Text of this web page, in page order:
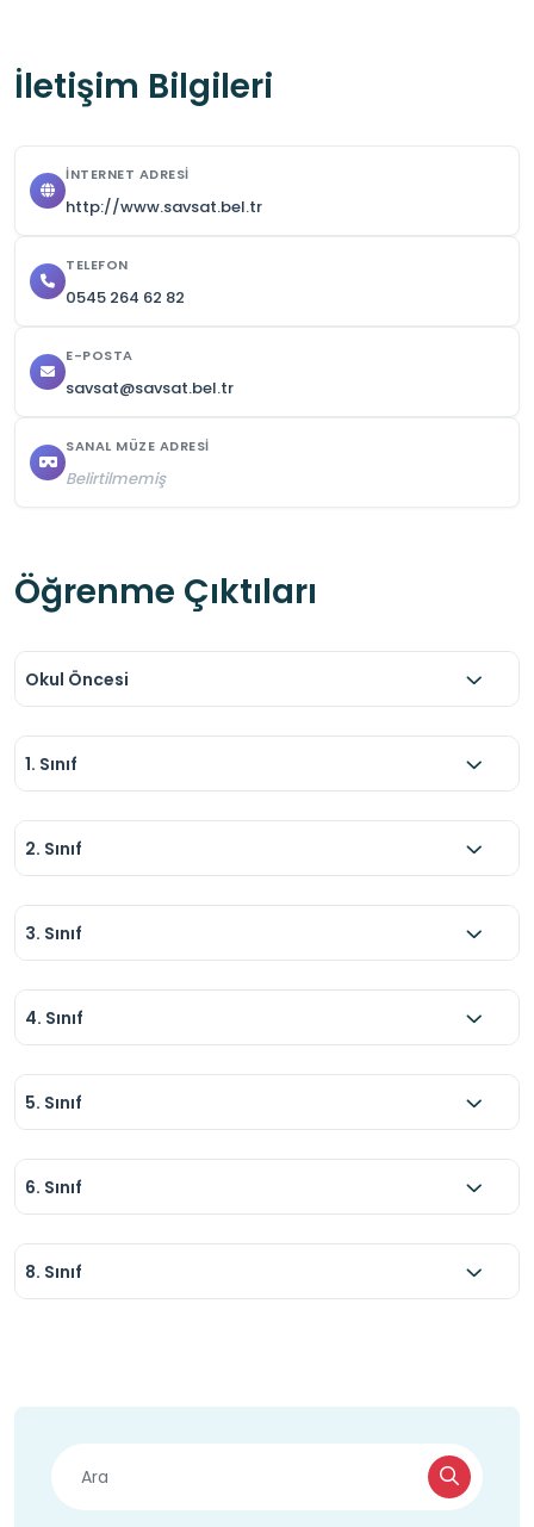
önceden iletişime geçmeniz önerilir.
İletişim Bilgileri
İNTERNET ADRESI
http://www.savsat.bel.tr
TELEFON
0545 264 62 82
E-POSTA
savsat@savsat.bel.tr
SANAL MÜZE ADRESI
Belirtilmemiş
Öğrenme Çıktıları
Okul Öncesi
1. Sınıf
2. Sınıf
3. Sınıf
4. Sınıf
5. Sınıf
6. Sınıf
8. Sınıf